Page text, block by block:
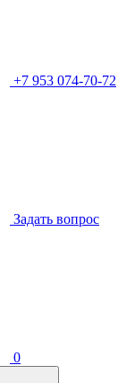
+7 953 074-70-72
Задать вопрос
0